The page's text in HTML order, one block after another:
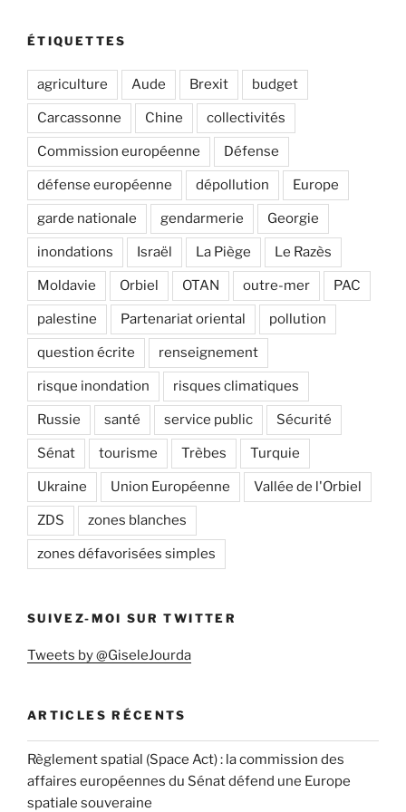
ÉTIQUETTES
agriculture Aude Brexit budget
Carcassonne Chine collectivités
Commission européenne Défense
défense européenne dépollution Europe
garde nationale gendarmerie Georgie
inondations Israël La Piège Le Razès
Moldavie Orbiel OTAN outre-mer PAC
palestine Partenariat oriental pollution
question écrite renseignement
risque inondation risques climatiques
Russie santé service public Sécurité
Sénat tourisme Trèbes Turquie
Ukraine Union Européenne Vallée de l'Orbiel
ZDS zones blanches
zones défavorisées simples
SUIVEZ-MOI SUR TWITTER
Tweets by @GiseleJourda
ARTICLES RÉCENTS
Règlement spatial (Space Act) : la commission des
affaires européennes du Sénat défend une Europe
spatiale souveraine